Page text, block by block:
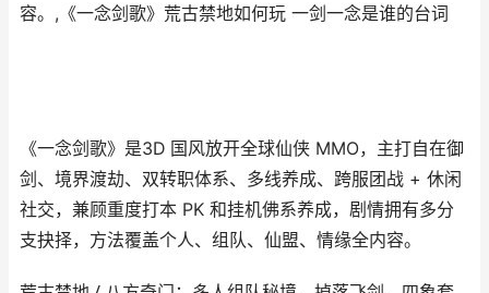
容。,《一念剑歌》荒古禁地如何玩 一剑一念是谁的台词
《一念剑歌》是3D 国风放开全球仙侠 MMO，主打自在御
剑、境界渡劫、双转职体系、多线养成、跨服团战 + 休闲
社交，兼顾重度打本 PK 和挂机佛系养成，剧情拥有多分
支抉择，方法覆盖个人、组队、仙盟、情缘全内容。